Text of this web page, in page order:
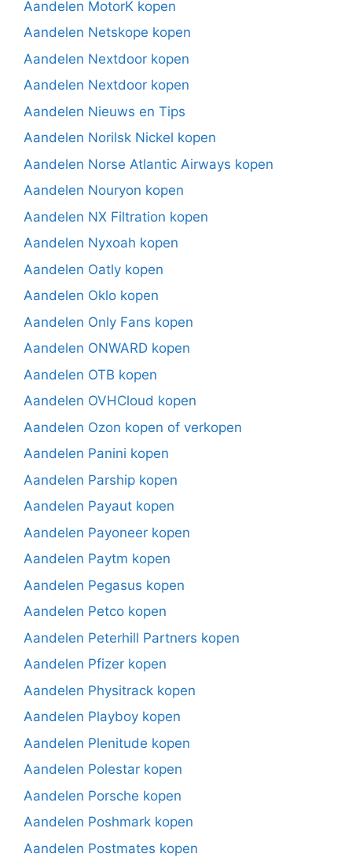
Aandelen MotorK kopen
Aandelen Netskope kopen
Aandelen Nextdoor kopen
Aandelen Nextdoor kopen
Aandelen Nieuws en Tips
Aandelen Norilsk Nickel kopen
Aandelen Norse Atlantic Airways kopen
Aandelen Nouryon kopen
Aandelen NX Filtration kopen
Aandelen Nyxoah kopen
Aandelen Oatly kopen
Aandelen Oklo kopen
Aandelen Only Fans kopen
Aandelen ONWARD kopen
Aandelen OTB kopen
Aandelen OVHCloud kopen
Aandelen Ozon kopen of verkopen
Aandelen Panini kopen
Aandelen Parship kopen
Aandelen Payaut kopen
Aandelen Payoneer kopen
Aandelen Paytm kopen
Aandelen Pegasus kopen
Aandelen Petco kopen
Aandelen Peterhill Partners kopen
Aandelen Pfizer kopen
Aandelen Physitrack kopen
Aandelen Playboy kopen
Aandelen Plenitude kopen
Aandelen Polestar kopen
Aandelen Porsche kopen
Aandelen Poshmark kopen
Aandelen Postmates kopen